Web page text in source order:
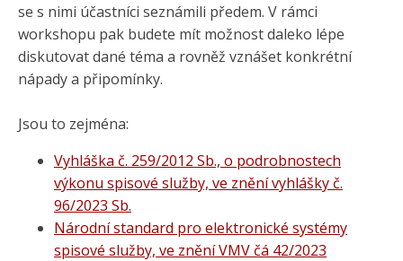
se s nimi účastníci seznámili předem. V rámci
workshopu pak budete mít možnost daleko lépe
diskutovat dané téma a rovněž vznášet konkrétní
nápady a připomínky.
Jsou to zejména:
Vyhláška č. 259/2012 Sb., o podrobnostech
výkonu spisové služby, ve znění vyhlášky č.
96/2023 Sb.
Národní standard pro elektronické systémy
spisové služby, ve znění VMV čá 42/2023